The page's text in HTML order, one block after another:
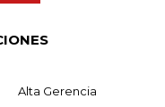
Alta Gerencia